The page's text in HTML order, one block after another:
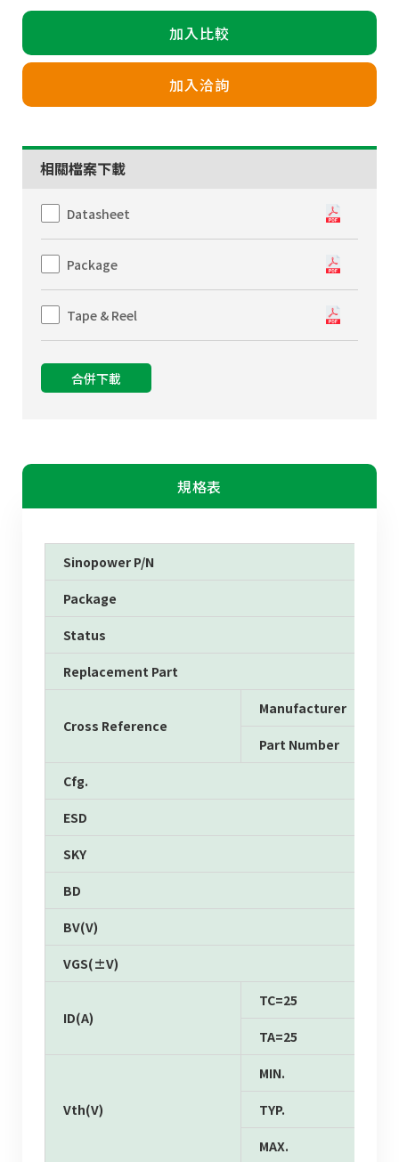
加入比較
加入洽詢
相關檔案下載
Datasheet
Package
Tape & Reel
合併下載
規格表
Sinopower P/N
Package
Status
Replacement Part
Cross Reference
Manufacturer
Part Number
Cfg.
ESD
SKY
BD
BV(V)
VGS(±V)
ID(A)
TC=25
TA=25
Vth(V)
MIN.
TYP.
MAX.